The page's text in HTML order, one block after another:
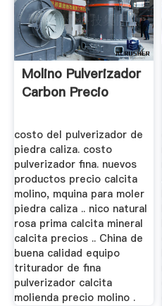
Molino Pulverizador
Carbon Precio
costo del pulverizador de
piedra caliza. costo
pulverizador fina. nuevos
productos precio calcita
molino, mquina para moler
piedra caliza .. nico natural
rosa prima calcita mineral
calcita precios .. China de
buena calidad equipo
triturador de fina
pulverizador calcita
molienda precio molino .